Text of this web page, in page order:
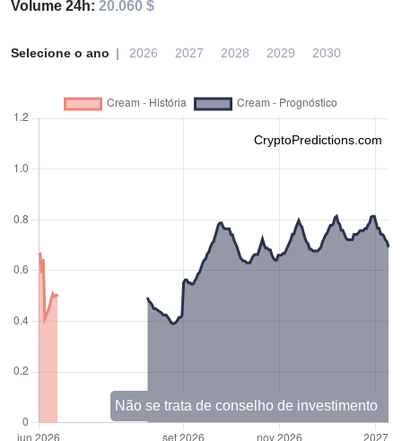
Volume 24h: 20.060 $
Selecione o ano 2026 2027 2028 2029 2030
CryptoPredictions.com
Não se trata de conselho de investimento